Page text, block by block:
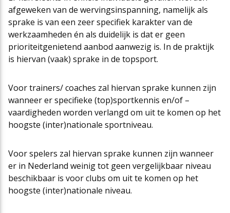
afgeweken van de wervingsinspanning, namelijk als
sprake is van een zeer specifiek karakter van de
werkzaamheden én als duidelijk is dat er geen
prioriteitgenietend aanbod aanwezig is. In de praktijk
is hiervan (vaak) sprake in de topsport.
Voor trainers/ coaches zal hiervan sprake kunnen zijn
wanneer er specifieke (top)sportkennis en/of –
vaardigheden worden verlangd om uit te komen op het
hoogste (inter)nationale sportniveau.
Voor spelers zal hiervan sprake kunnen zijn wanneer
er in Nederland weinig tot geen vergelijkbaar niveau
beschikbaar is voor clubs om uit te komen op het
hoogste (inter)nationale niveau.